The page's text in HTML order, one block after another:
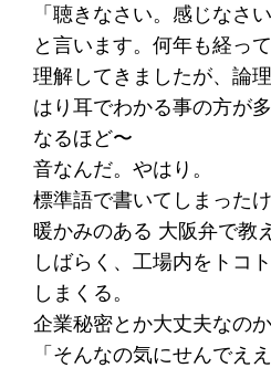
「聴きなさい。感じなさ
と言います。何年も経っ
理解してきましたが、論
はり耳でわかる事の方が多
なるほど〜
音なんだ。やはり。
標準語で書いてしまった
暖かみのある 大阪弁で教
しばらく、工場内をトコ
しまくる。
企業秘密とか大丈夫なの
「そんなの気にせんでえ